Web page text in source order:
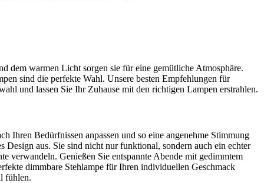
dem warmen Licht sorgen sie für eine gemütliche Atmosphäre.
sind die perfekte Wahl. Unsere besten Empfehlungen für
und lassen Sie Ihr Zuhause mit den richtigen Lampen erstrahlen.
Ihren Bedürfnissen anpassen und so eine angenehme Stimmung
Design aus. Sie sind nicht nur funktional, sondern auch ein echter
verwandeln. Genießen Sie entspannte Abende mit gedimmtem
dimmbare Stehlampe für Ihren individuellen Geschmack
fühlen.